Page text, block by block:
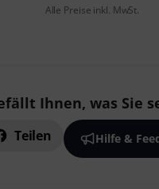
Alle Preise inkl. MwSt.
Ihnen, was Sie
Teilen Hilfe &